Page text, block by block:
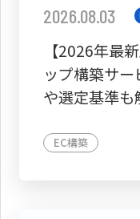
2026.08.03
【2026年最
ップ構築サ
や選定基準も
EC構築